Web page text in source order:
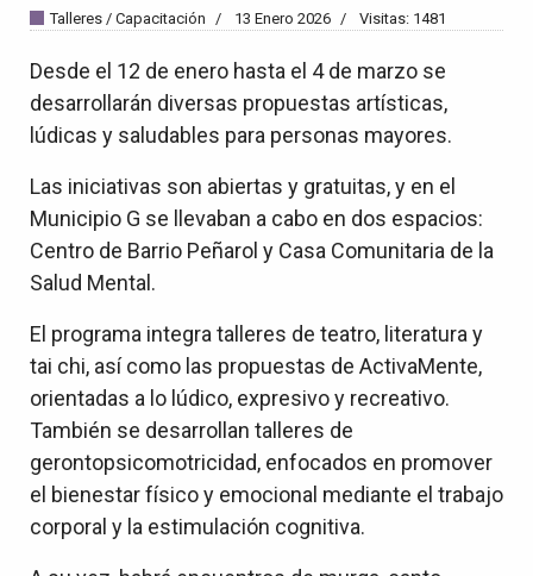
Talleres / Capacitación 13 Enero 2026 Visitas: 1481
Desde el 12 de enero hasta el 4 de marzo se
desarrollarán diversas propuestas artísticas,
lúdicas y saludables para personas mayores.
Las iniciativas son abiertas y gratuitas, y en el
Municipio G se llevaban a cabo en dos espacios:
Centro de Barrio Peñarol y Casa Comunitaria de la
Salud Mental.
El programa integra talleres de teatro, literatura y
tai chi, así como las propuestas de ActivaMente,
orientadas a lo lúdico, expresivo y recreativo.
También se desarrollan talleres de
gerontopsicomotricidad, enfocados en promover
el bienestar físico y emocional mediante el trabajo
corporal y la estimulación cognitiva.